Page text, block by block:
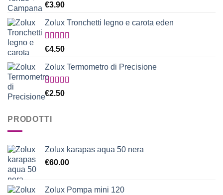
Valutato
€3.90
Zolux Tronchetti legno e carota eden
Valutato
€4.50
Zolux Termometro di Precisione
Valutato
5.00
€2.50
PRODOTTI
Zolux karapas aqua 50 nera
€60.00
Zolux Pompa mini 120